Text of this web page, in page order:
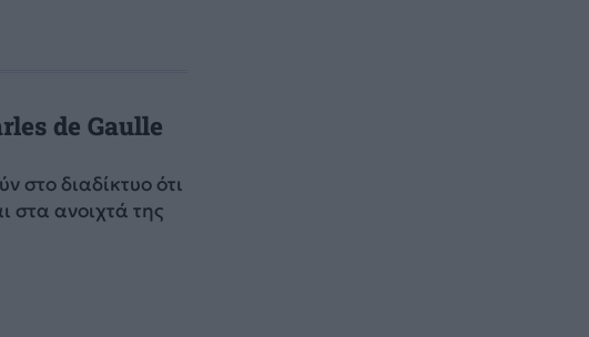
de Gaulle
στο διαδίκτυο ότι
στα ανοιχτά της